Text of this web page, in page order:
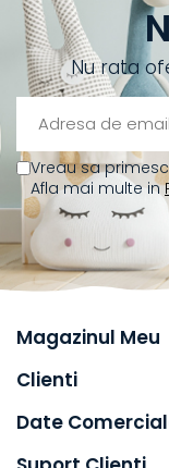
Nu rata
Vreau sa
Afla mai multe in
Magazinul Meu
Clienti
Date